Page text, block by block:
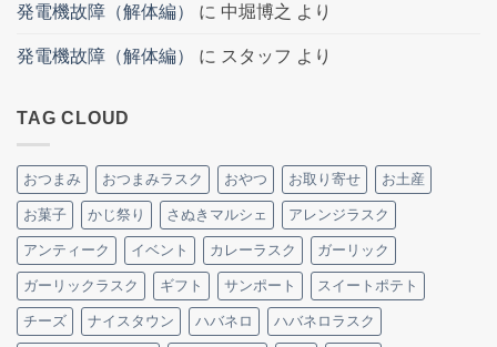
発電機故障（解体編） に 中堀博之 より
発電機故障（解体編） に スタッフ より
TAG CLOUD
おつまみ おつまみラスク おやつ お取り寄せ お土産
お菓子 かじ祭り さぬきマルシェ アレンジラスク
アンティーク イベント カレーラスク ガーリック
ガーリックラスク ギフト サンポート スイートポテト
チーズ ナイスタウン ハバネロ ハバネロラスク